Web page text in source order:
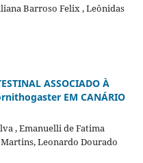
Barroso Felix , Leônidas
ASSOCIADO À
EM CANÁRIO
, Emanuelli de Fatima
Martins, Leonardo Dourado